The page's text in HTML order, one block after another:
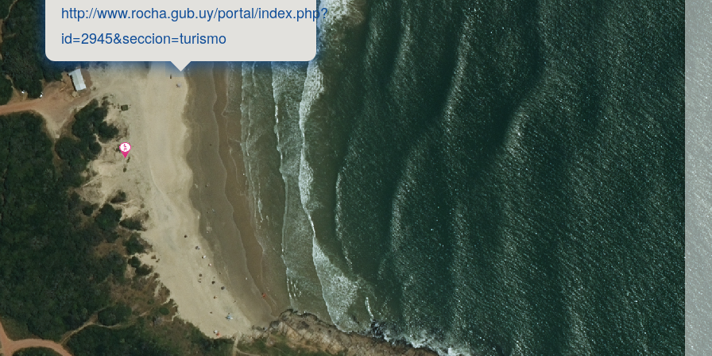
http://www.rocha.gub.uy/portal/index.php?
id=2945&seccion=turismo